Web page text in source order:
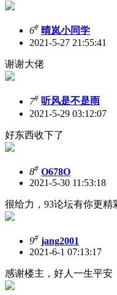
6# 晴岚小同学
2021-5-27 21:55:41
谢谢大佬
7# 听风是不是雨
2021-5-29 03:12:07
好东西收下了
8# O678O
2021-5-30 11:53:18
很给力，93论坛有你更精
9# jang2001
2021-6-1 07:13:17
感谢楼主，好人一生平安